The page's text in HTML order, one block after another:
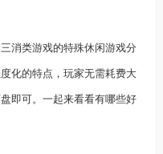
消类游戏的特殊休闲游戏分
化的特点，玩家无需耗费大
即可。一起来看看有哪些好